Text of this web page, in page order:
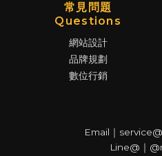
常見問題
Questions
網站設計
品牌規劃
數位行銷
Email｜
Line@｜